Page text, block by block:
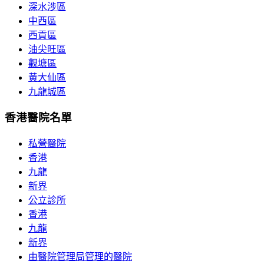
深水涉區
中西區
西貢區
油尖旺區
觀塘區
黃大仙區
九龍城區
香港醫院名單
私營醫院
香港
九龍
新界
公立診所
香港
九龍
新界
由醫院管理局管理的醫院